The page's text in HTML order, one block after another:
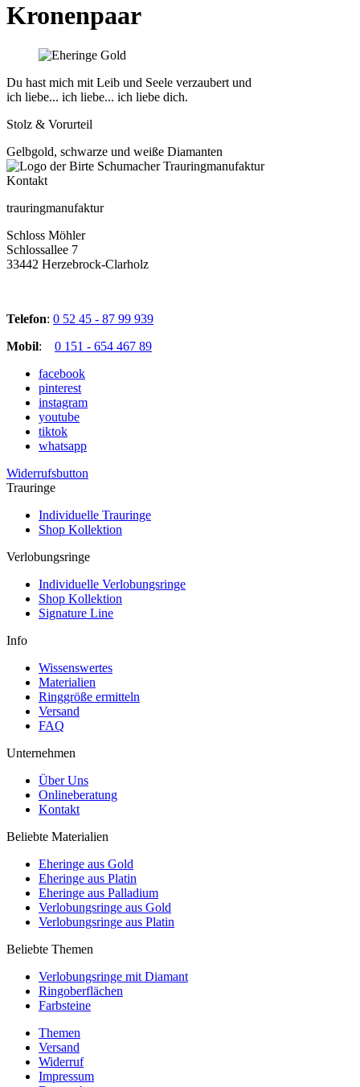
Kronenpaar
Du hast mich mit Leib und Seele verzaubert und
ich liebe... ich liebe... ich liebe dich.
Stolz & Vorurteil
Gelbgold, schwarze und weiße Diamanten
Kontakt
trauringmanufaktur
Schloss Möhler
Schlossallee 7
33442 Herzebrock-Clarholz
Telefon: 0 52 45 - 87 99 939
Mobil: 0 151 - 654 467 89
facebook
pinterest
instagram
youtube
tiktok
whatsapp
Widerrufsbutton
Trauringe
Individuelle Trauringe
Shop Kollektion
Verlobungsringe
Individuelle Verlobungsringe
Shop Kollektion
Signature Line
Info
Wissenswertes
Materialien
Ringgröße ermitteln
Versand
FAQ
Unternehmen
Über Uns
Onlineberatung
Kontakt
Beliebte Materialien
Eheringe aus Gold
Eheringe aus Platin
Eheringe aus Palladium
Verlobungsringe aus Gold
Verlobungsringe aus Platin
Beliebte Themen
Verlobungsringe mit Diamant
Ringoberflächen
Farbsteine
Themen
Versand
Widerruf
Impressum